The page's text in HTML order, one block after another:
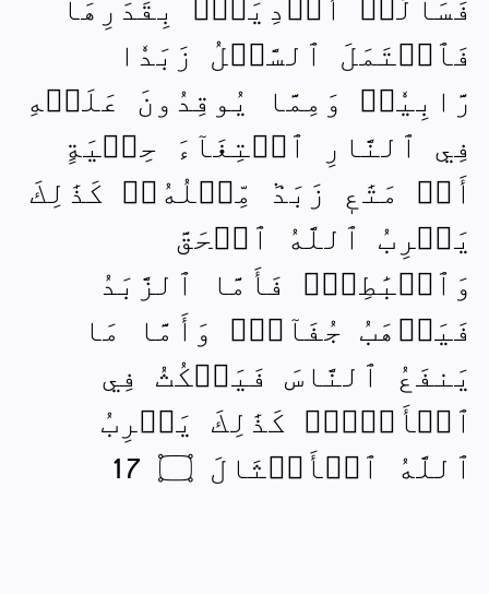
فَٱحۡتَمَلَ ٱلسَّيۡلُ زَبَدٗا
رَّابِيٗاۖ وَمِمَّا يُوقِدُونَ عَلَيۡهِ
فِي ٱلنَّارِ ٱبۡتِغَآءَ حِلۡيَةٍ
أَوۡ مَتَٰعٖ زَبَدٞ مِّثۡلُهُۥۚ كَذَٰلِكَ
يَضۡرِبُ ٱللَّهُ ٱلۡحَقَّ
وَٱلۡبَٰطِلَۚ فَأَمَّا ٱلزَّبَدُ
فَيَذۡهَبُ جُفَآءٗۖ وَأَمَّا مَا
يَنفَعُ ٱلنَّاسَ فَيَمۡكُثُ فِي
ٱلۡأَرۡضِۚ كَذَٰلِكَ يَضۡرِبُ
ٱللَّهُ ٱلۡأَمۡثَالَ ۝ 17